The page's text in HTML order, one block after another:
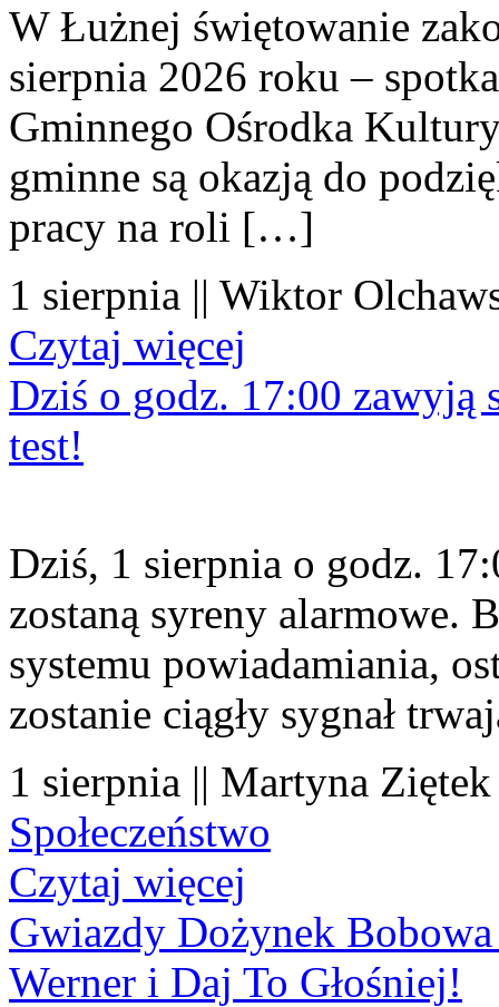
W Łużnej świętowanie
sierpnia 2026 roku –
Gminnego Ośrodka
gminne są okazją do
pracy na roli […]
1 sierpnia || Wiktor
Czytaj więcej
Dziś o godz. 17:00 zawyją
test!
Dziś, 1 sierpnia o godz.
zostaną syreny alarmowe.
systemu powiadamiania,
zostanie ciągły sygnał
1 sierpnia || Martyna
Społeczeństwo
Czytaj więcej
Gwiazdy Dożynek Bobowa
Werner i Daj To Głośniej!